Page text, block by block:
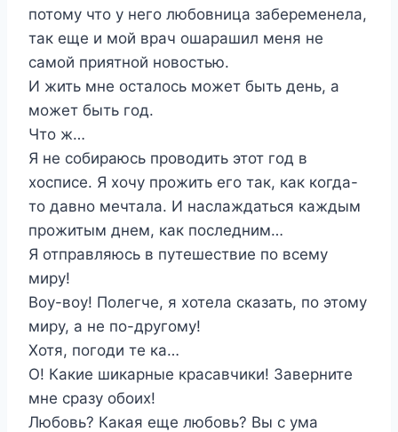
потому что у него любовница забеременела,
так еще и мой врач ошарашил меня не
самой приятной новостью.
И жить мне осталось может быть день, а
может быть год.
Что ж…
Я не собираюсь проводить этот год в
хосписе. Я хочу прожить его так, как когда-
то давно мечтала. И наслаждаться каждым
прожитым днем, как последним…
Я отправляюсь в путешествие по всему
миру!
Воу-воу! Полегче, я хотела сказать, по этому
миру, а не по-другому!
Хотя, погоди те ка…
О! Какие шикарные красавчики! Заверните
мне сразу обоих!
Любовь? Какая еще любовь? Вы с ума